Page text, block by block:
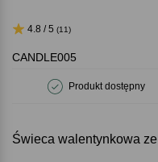
CANDLE005
Produkt dostępny
4.8 / 5 (11)
Świeca walentynkowa